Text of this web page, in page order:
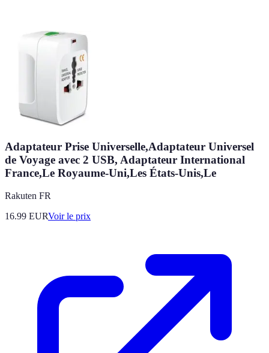
Adaptateur Prise Universelle,Adaptateur Universel
de Voyage avec 2 USB, Adaptateur International
France,Le Royaume-Uni,Les États-Unis,Le
Rakuten FR
16.99 EURVoir le prix